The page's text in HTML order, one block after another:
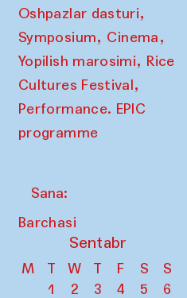
Oshpazlar dasturi,
Symposium, Cinema,
Yopilish marosimi, Rice
Cultures Festival,
Performance. EPIC
programme
Sana:
Barchasi
Sentabr
M T W T F S
S
1
2 3 4 5
6